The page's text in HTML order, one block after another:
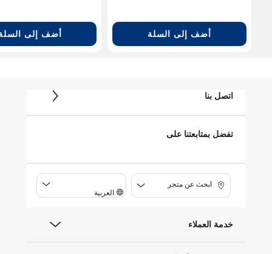
أضف إلى السلة أضف إلى
اتصل بنا
تفضل بمتابعتنا على
ابحث عن متجر
العربية
خدمة العملاء